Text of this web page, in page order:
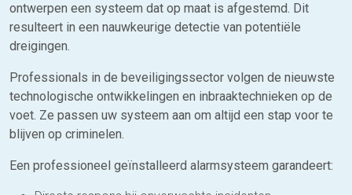
ontwerpen een systeem dat op maat is afgestemd. Dit
resulteert in een nauwkeurige detectie van potentiële
dreigingen.
Professionals in de beveiligingssector volgen de nieuwste
technologische ontwikkelingen en inbraaktechnieken op de
voet. Ze passen uw systeem aan om altijd een stap voor te
blijven op criminelen.
Een professioneel geïnstalleerd alarmsysteem garandeert: